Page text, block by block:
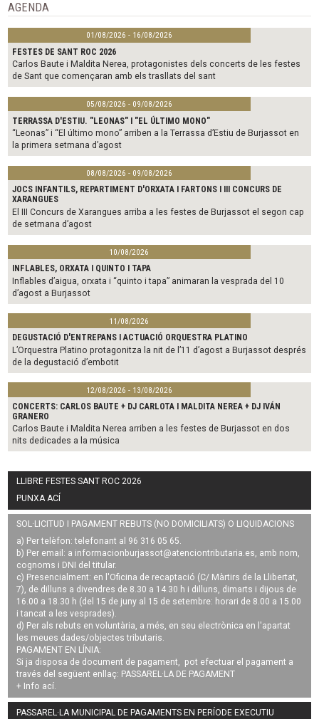
AGENDA
01/08/2026 - 16/08/2026
FESTES DE SANT ROC 2026
Carlos Baute i Maldita Nerea, protagonistes dels concerts de les festes
de Sant que començaran amb els trasllats del sant
05/08/2026 - 09/08/2026
TERRASSA D'ESTIU. "LEONAS" I "EL ÚLTIMO MONO"
“Leonas” i “El último mono” arriben a la Terrassa d’Estiu de Burjassot en
la primera setmana d’agost
08/08/2026 - 09/08/2026
JOCS INFANTILS, REPARTIMENT D'ORXATA I FARTONS I III CONCURS DE
XARANGUES
El III Concurs de Xarangues arriba a les festes de Burjassot el segon cap
de setmana d’agost
10/08/2026
INFLABLES, ORXATA I QUINTO I TAPA
Inflables d’aigua, orxata i “quinto i tapa” animaran la vesprada del 10
d’agost a Burjassot
11/08/2026
DEGUSTACIÓ D'ENTREPANS I ACTUACIÓ ORQUESTRA PLATINO
L’Orquestra Platino protagonitza la nit de l’11 d’agost a Burjassot després
de la degustació d’embotit
12/08/2026 - 13/08/2026
CONCERTS: CARLOS BAUTE + DJ CARLOTA I MALDITA NEREA + DJ IVÁN
GRANERO
Carlos Baute i Maldita Nerea arriben a les festes de Burjassot en dos
nits dedicades a la música
LLIBRE FESTES SANT ROC 2026
PUNXA ACÍ
SOL·LICITUD I PAGAMENT REBUTS (NO DOMICILIATS) O LIQUIDACIONS
a) Per telèfon: telefonant al 96 316 05 65.
b) Per email: a informacionburjassot@atenciontributaria.es, amb nom,
cognoms i DNI del titular.
c) Presencialment: en l'Oficina de recaptació (C/ Màrtirs de la Llibertat,
7), de dilluns a divendres de 8.30 a 14.30 h i dilluns, dimarts i dijous de
16.00 a 18.30 h (del 15 de juny al 15 de setembre: horari de 8.00 a 15.00
i tancat a les vesprades).
d) Per als rebuts en voluntària, a més, en seu electrònica en l'apartat
les meues dades/objectes tributaris.
PAGAMENT EN LÍNIA:
Si ja disposa de document de pagament, pot efectuar el pagament a
través del següent enllaç: PASSAREL·LA DE PAGAMENT
+ Info ací.
PASSAREL·LA MUNICIPAL DE PAGAMENTS EN PERÍODE EXECUTIU